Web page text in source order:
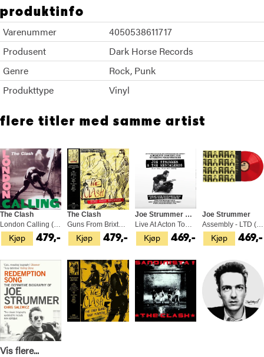
toClash-slagere live fra Brixton Academy i 2001; «Rudie
Can’t Fail» og «I Fought the Law». Videre er den aldeles
nydelige versjonen av Bob Marleys «Redemption Song»
med, det samme er den tidligere uutgitte hjemmedemoen av
«Junco Partner». Og det hele er remastret og utgitt på det
gjenoppståtte George Harrison-labelet Dark Horse Records,
med liner notes av Jakob Dylan.
produktinfo
Varenummer
4050538611717
Produsent
Dark Horse Records
Genre
Rock Punk
Produkttype
Vinyl
flere titler med samme artist
Kjøp
The Clash
London Calling (2LP)
479,- Kjøp
The Clash
Guns From Brixton (LP)
479,- Kjøp
Joe Strummer & The Mescaleros
Live At Acton Town Hall (2LP)
469,- Kjøp
Joe Strummer
Assembly - LTD (2LP)
469,-
Vis flere...